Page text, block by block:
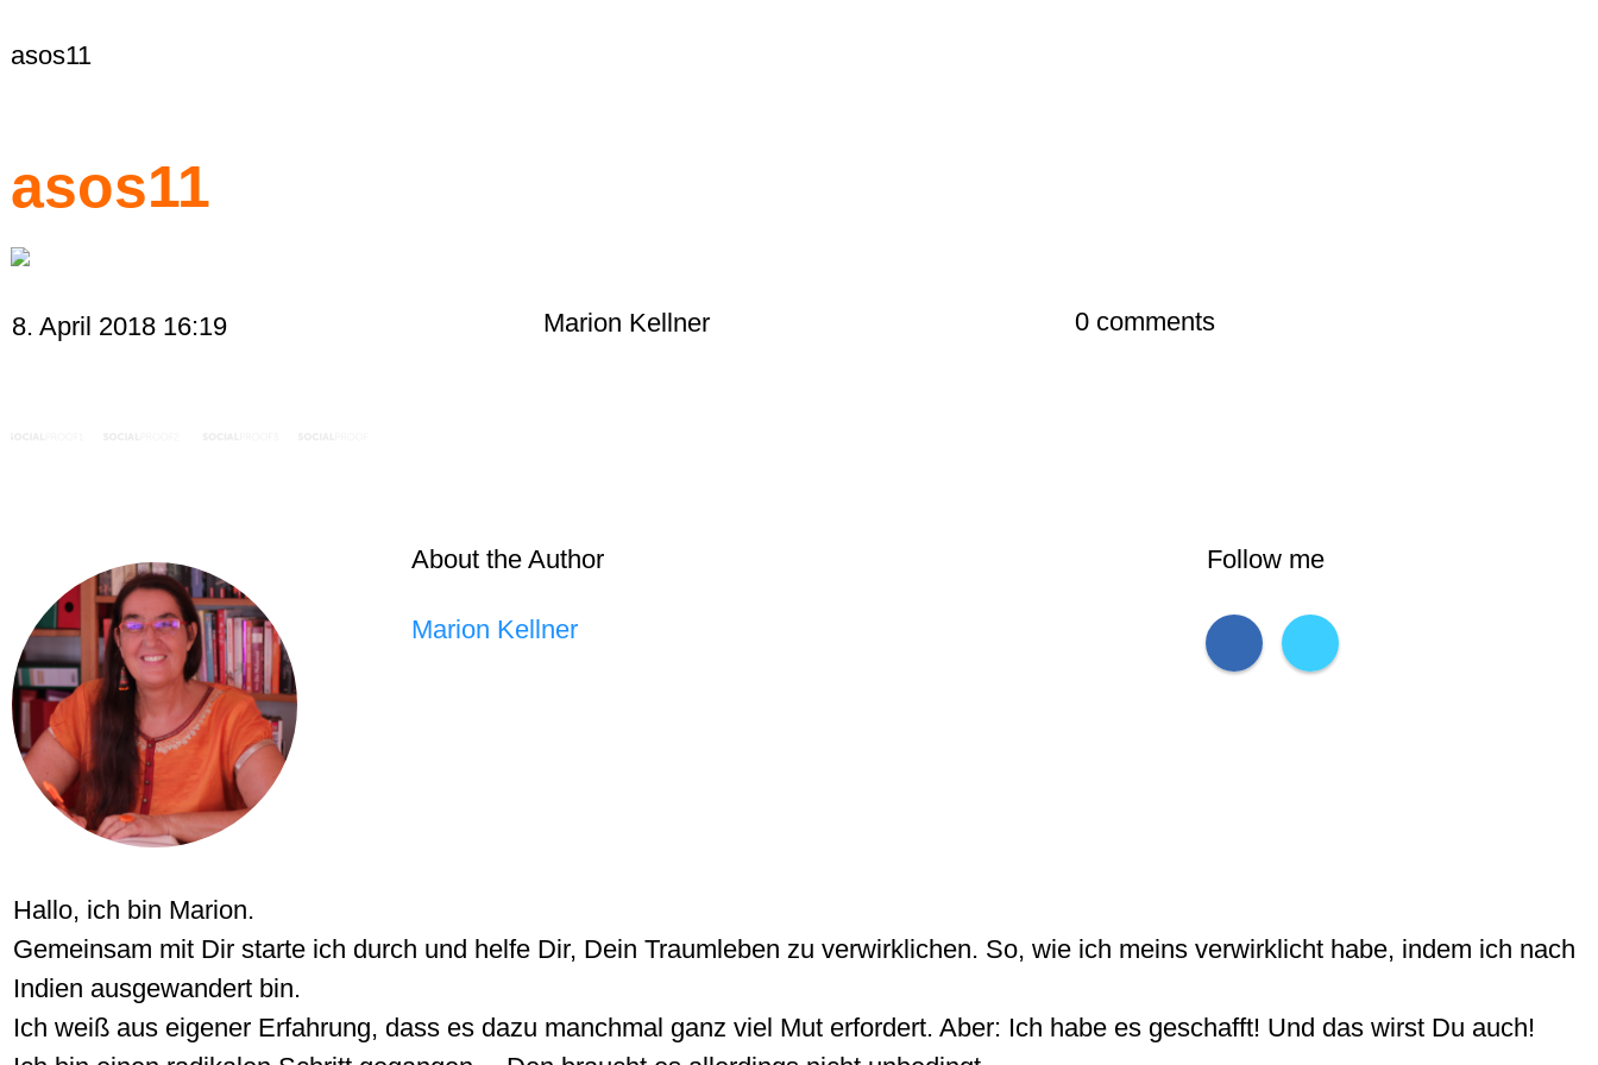
asos11
asos11
8. April 2018 16:19 Marion Kellner 0 comments
About the Author
Marion Kellner
Follow me
Hallo, ich bin Marion.
Gemeinsam mit Dir starte ich durch und helfe Dir, Dein Traumleben zu verwirklichen. So, wie ich meins verwirklicht habe, indem ich nach
Indien ausgewandert bin.
Ich weiß aus eigener Erfahrung, dass es dazu manchmal ganz viel Mut erfordert. Aber: Ich habe es geschafft! Und das wirst Du auch!